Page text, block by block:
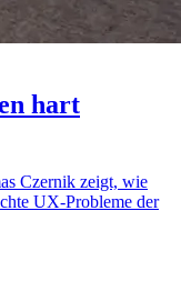
hart
Czernik zeigt, wie
UX-Probleme der